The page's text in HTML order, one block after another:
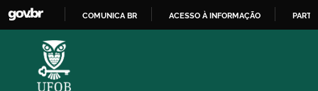
COMUNICA BR ACESSO À INFORMAÇÃO